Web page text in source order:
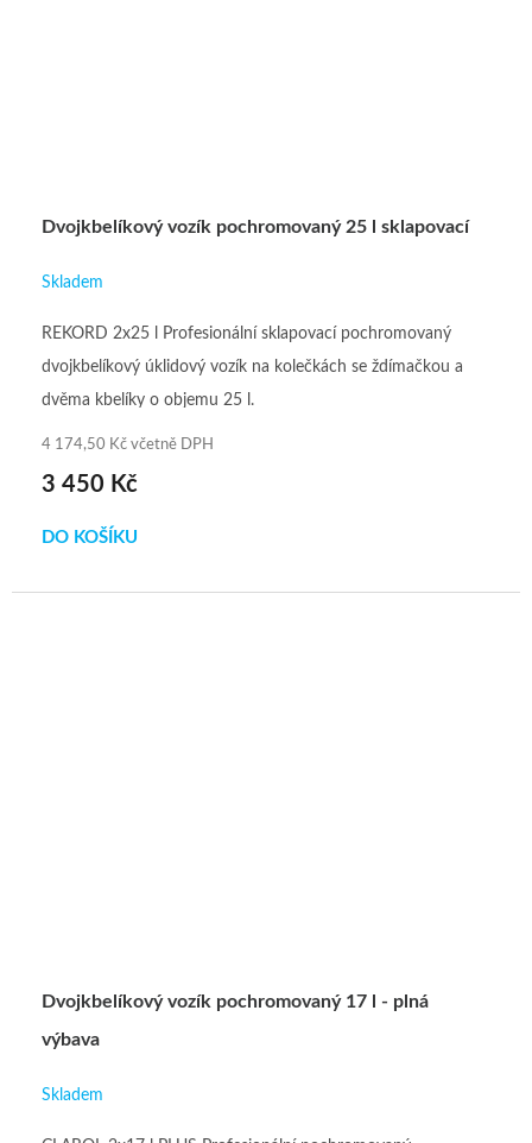
Dvojkbelíkový vozík pochromovaný 25 l sklapovací
Skladem
4 174,50 Kč včetně DPH
3 450 Kč
DO KOŠÍKU
REKORD 2x25 l Profesionální sklapovací pochromovaný
dvojkbelíkový úklidový vozík na kolečkách se ždímačkou a
dvěma kbelíky o objemu 25 l.
Dvojkbelíkový vozík pochromovaný 17 l - plná
výbava
Skladem